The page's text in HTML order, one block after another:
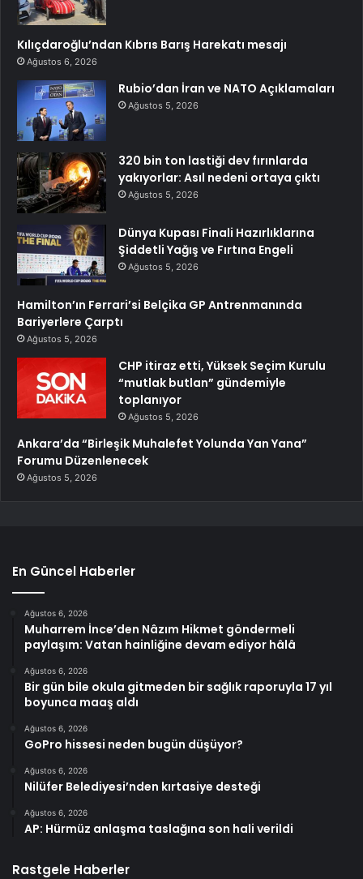
Kılıçdaroğlu’ndan Kıbrıs Barış Harekatı mesajı
Ağustos 6, 2026
Rubio’dan İran ve NATO Açıklamaları
Ağustos 5, 2026
320 bin ton lastiği dev fırınlarda
yakıyorlar: Asıl nedeni ortaya çıktı
Ağustos 5, 2026
Dünya Kupası Finali Hazırlıklarına
Şiddetli Yağış ve Fırtına Engeli
Ağustos 5, 2026
Hamilton’ın Ferrari’si Belçika GP Antrenmanında
Bariyerlere Çarptı
Ağustos 5, 2026
CHP itiraz etti, Yüksek Seçim Kurulu
“mutlak butlan” gündemiyle
toplanıyor
Ağustos 5, 2026
Ankara’da “Birleşik Muhalefet Yolunda Yan Yana”
Forumu Düzenlenecek
Ağustos 5, 2026
En Güncel Haberler
Ağustos 6, 2026
Muharrem İnce’den Nâzım Hikmet göndermeli
paylaşım: Vatan hainliğine devam ediyor hâlâ
Ağustos 6, 2026
Bir gün bile okula gitmeden bir sağlık raporuyla 17 yıl
boyunca maaş aldı
Ağustos 6, 2026
GoPro hissesi neden bugün düşüyor?
Ağustos 6, 2026
Nilüfer Belediyesi’nden kırtasiye desteği
Ağustos 6, 2026
AP: Hürmüz anlaşma taslağına son hali verildi
Rastgele Haberler